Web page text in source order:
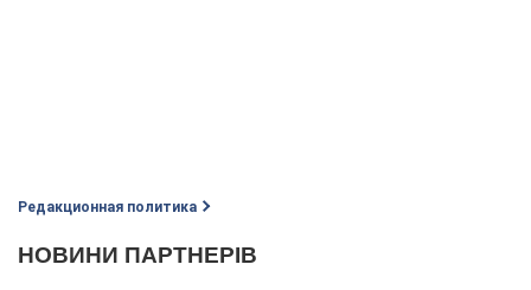
Редакционная политика